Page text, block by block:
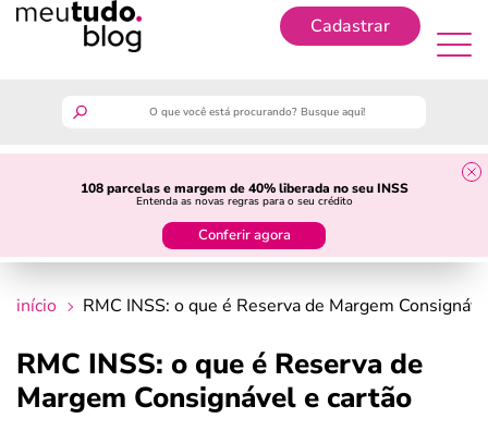
Cadastrar
108 parcelas e margem de 40% liberada no seu INSS
Entenda as novas regras para o seu crédito
Conferir agora
guia do trabalhador
crédito fácil
início RMC INSS: o que é Reserva de Margem
RMC INSS: o que é Reserva de
Margem Consignável e cartão